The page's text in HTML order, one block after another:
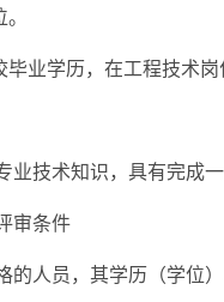
业学历，在工程技术岗
业技术知识，具有完成
审条件
的人员，其学历（学位